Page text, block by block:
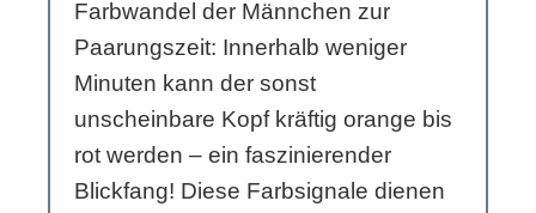
Farbwandel der Männchen zur
Paarungszeit: Innerhalb weniger
Minuten kann der sonst
unscheinbare Kopf kräftig orange bis
rot werden – ein faszinierender
Blickfang! Diese Farbsignale dienen